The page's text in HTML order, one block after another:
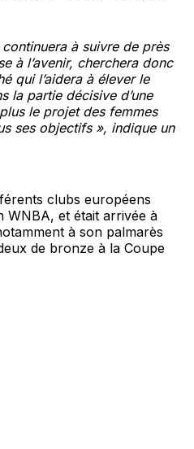
à suivre de près
à l’avenir, cherchera donc
qui l’aidera à élever le
la partie décisive d’une
le projet des femmes
ses objectifs », indique un
clubs européens
WNBA, et était arrivée à
à son palmarès
de bronze à la Coupe